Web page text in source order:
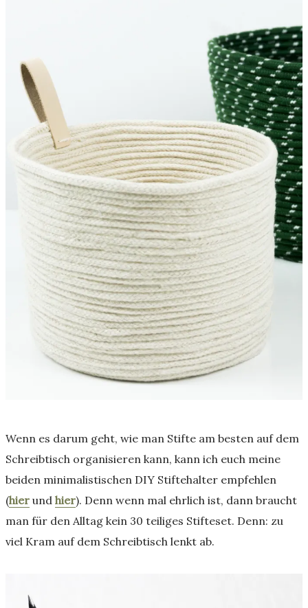
Wenn es darum geht, wie man Stifte am besten auf dem
Schreibtisch organisieren kann, kann ich euch meine
beiden minimalistischen DIY Stiftehalter empfehlen
(hier und hier). Denn wenn mal ehrlich ist, dann braucht
man für den Alltag kein 30 teiliges Stifteset. Denn: zu
viel Kram auf dem Schreibtisch lenkt ab.